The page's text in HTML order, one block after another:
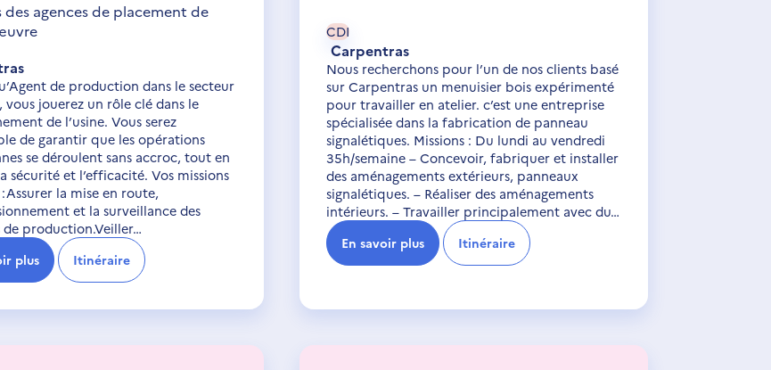
Pertuis
Sorgues
Toutes les offres
en Vaucluse
Covoiturer
Financer mon
permis B
agences de placement de
de production dans le secteur
vous jouerez un rôle clé dans le
de l’usine. Vous serez
de garantir que les opérations
se déroulent sans accroc, tout en
sécurité et l’efficacité. Vos missions
la mise en route,
et la surveillance des
de production.Veiller…
plus
Itinéraire
CDI
Carpentras
Nous recherchons pour l’un de nos clients basé
sur Carpentras un menuisier bois expérimenté
pour travailler en atelier. c’est une entreprise
spécialisée dans la fabrication de panneau
signalétiques. Missions : Du lundi au vendredi
35h/semaine – Concevoir, fabriquer et installer
des aménagements extérieurs, panneaux
signalétiques. – Réaliser des aménagements
intérieurs. – Travailler principalement avec du…
En savoir plus
Itinéraire